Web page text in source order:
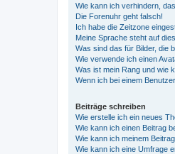
Wie kann ich verhindern,
Die Forenuhr geht falsch!
Ich habe die Zeitzone
Meine Sprache steht auf
Was sind das für Bilder, die
Wie verwende ich einen
Was ist mein Rang und wie
Wenn ich bei einem
Beiträge schreiben
Wie erstelle ich ein neues
Wie kann ich einen Beitrag
Wie kann ich meinem
Wie kann ich eine Umfrage